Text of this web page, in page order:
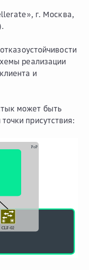
г. Москва,
реализации
и
может быть
присутствия: